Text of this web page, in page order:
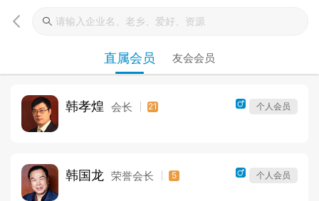
直属会员 友会会员
韩孝煌 会长 21 个人会员
韩国龙 荣誉会长 5 个人会员